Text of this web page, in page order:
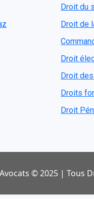
Droit du
Droit de
Droit
Droit
Droits
Droit
© 2025 | Tous